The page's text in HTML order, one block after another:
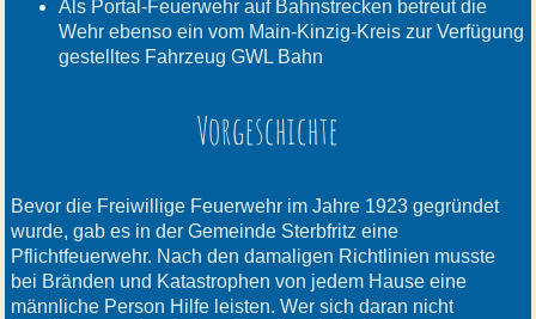
Als Portal-Feuerwehr auf Bahnstrecken betreut die
Wehr ebenso ein vom Main-Kinzig-Kreis zur Verfügung
gestelltes Fahrzeug GWL Bahn
Vorgeschichte
Bevor die Freiwillige Feuerwehr im Jahre 1923 gegründet
wurde, gab es in der Gemeinde Sterbfritz eine
Pflichtfeuerwehr. Nach den damaligen Richtlinien musste
bei Bränden und Katastrophen von jedem Hause eine
männliche Person Hilfe leisten. Wer sich daran nicht